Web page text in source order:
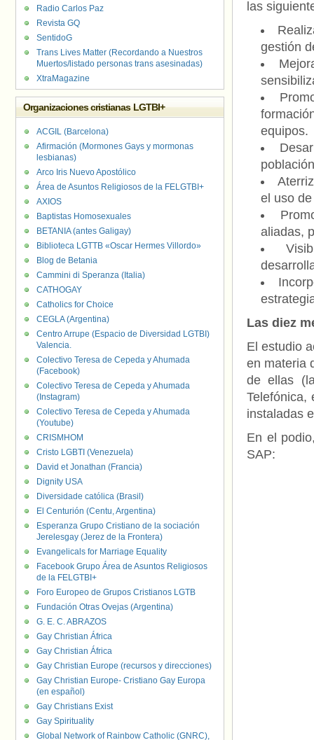
las
gestión
equipos.
el uso
aliadas,
Las diez
El estudio
en materia
de ellas
Telefónica,
instaladas
En el
SAP:
Radio Carlos Paz
Revista GQ
SentidoG
Trans Lives Matter (Recordando a Nuestros
Muertos/listado personas trans asesinadas)
XtraMagazine
Organizaciones cristianas LGTBI+
ACGIL (Barcelona)
Afirmación (Mormones Gays y mormonas
lesbianas)
Arco Iris Nuevo Apostólico
Área de Asuntos Religiosos de la FELGTBI+
AXIOS
Baptistas Homosexuales
BETANIA (antes Galigay)
Biblioteca LGTTB «Oscar Hermes Villordo»
Blog de Betania
Cammini di Speranza (Italia)
CATHOGAY
Catholics for Choice
CEGLA (Argentina)
Centro Arrupe (Espacio de Diversidad LGTBI)
Valencia.
Colectivo Teresa de Cepeda y Ahumada
(Facebook)
Colectivo Teresa de Cepeda y Ahumada
(Instagram)
Colectivo Teresa de Cepeda y Ahumada
(Youtube)
CRISMHOM
Cristo LGBTI (Venezuela)
David et Jonathan (Francia)
Dignity USA
Diversidade católica (Brasil)
El Centurión (Centu, Argentina)
Esperanza Grupo Cristiano de la sociación
Jerelesgay (Jerez de la Frontera)
Evangelicals for Marriage Equality
Facebook Grupo Área de Asuntos Religiosos
de la FELGTBI+
Foro Europeo de Grupos Cristianos LGTB
Fundación Otras Ovejas (Argentina)
G. E. C. ABRAZOS
Gay Christian África
Gay Christian África
Gay Christian Europe (recursos y direcciones)
Gay Christian Europe- Cristiano Gay Europa
(en español)
Gay Christians Exist
Gay Spirituality
Global Network of Rainbow Catholic (GNRC),